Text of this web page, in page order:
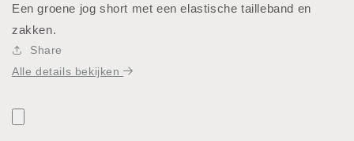
Een groene jog short met een elastische tailleband en
zakken.
Share
Alle details bekijken